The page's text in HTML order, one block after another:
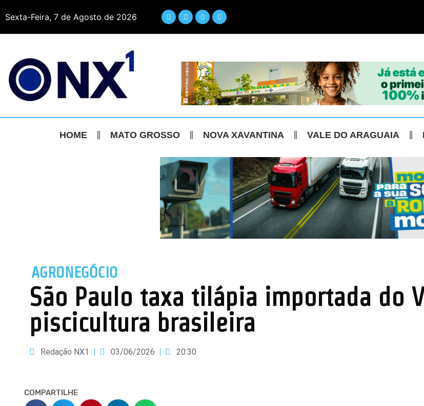
Sexta-Feira, 7 de Agosto de 2026
HOME MATO GROSSO NOVA XAVANTINA VALE DO ARAGUAIA
AGRONEGÓCIO
São Paulo taxa tilápia importada do
piscicultura brasileira
Redação NX1 03/06/2026 20:30
COMPARTILHE